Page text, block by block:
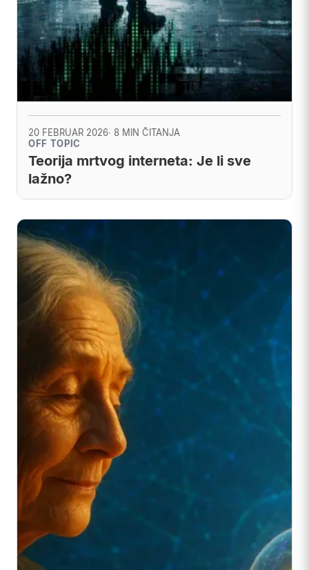
20 FEBRUAR 2026· 8 MIN ČITANJA
OFF TOPIC
Teorija mrtvog interneta: Je li sve
lažno?